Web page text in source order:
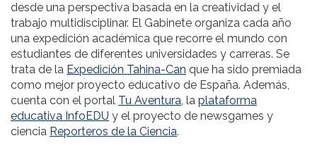
desde una perspectiva basada en la creatividad y el
trabajo multidisciplinar. El Gabinete organiza cada año
una expedición académica que recorre el mundo con
estudiantes de diferentes universidades y carreras. Se
trata de la Expedición Tahina-Can que ha sido premiada
como mejor proyecto educativo de España. Además,
cuenta con el portal Tu Aventura, la plataforma
educativa InfoEDU y el proyecto de newsgames y
ciencia Reporteros de la Ciencia.